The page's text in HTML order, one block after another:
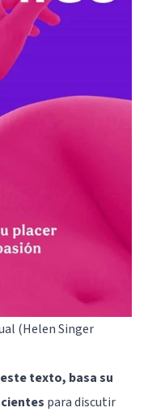
(Helen Singer
texto, basa su
para discutir